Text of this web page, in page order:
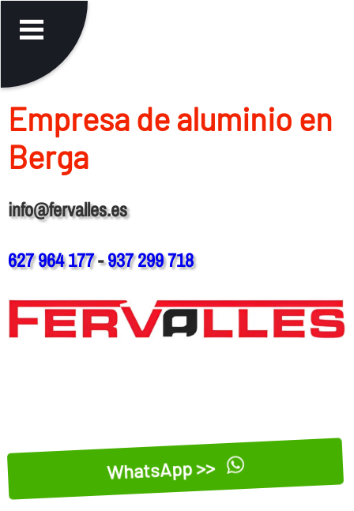
Empresa de aluminio en
Berga
info@fervalles.es
627 964 177-937 299 718
WhatsApp >>